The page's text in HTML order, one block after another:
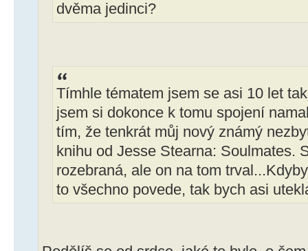
dvěma jedinci?
Tímhle tématem jsem se asi 10 let
jsem si dokonce k tomu spojení
tím, že tenkrát můj nový známý
knihu od Jesse Stearna: Soulmates.
rozebraná, ale on na tom
to všechno povede, tak bych asi